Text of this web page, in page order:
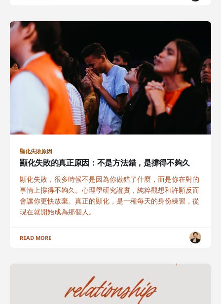
顯化失敗原因
顯化失敗的真正原因：不是方法錯，是撐得不夠久
顯化失敗，很多時候不是因為你做錯了什麼，而是你在對的
事情上撐得不夠久。心理學研究證實，純粹觀想和許願反而
會讓你更快放棄。真正的顯化，是一種每天的身份練習，從
現在就開始成為那個人。
READ MORE